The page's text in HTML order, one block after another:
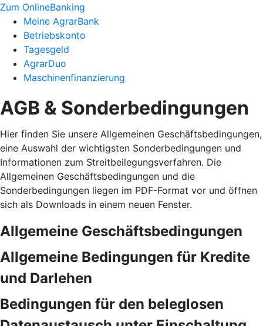
Zum OnlineBanking
Meine AgrarBank
Betriebskonto
Tagesgeld
AgrarDuo
Maschinenfinanzierung
AGB & Sonderbedingungen
Hier finden Sie unsere Allgemeinen Geschäftsbedingungen,
eine Auswahl der wichtigsten Sonderbedingungen und
Informationen zum Streitbeilegungsverfahren. Die
Allgemeinen Geschäftsbedingungen und die
Sonderbedingungen liegen im PDF-Format vor und öffnen
sich als Downloads in einem neuen Fenster.
Allgemeine Geschäftsbedingungen
Allgemeine Bedingungen für Kredite
und Darlehen
Bedingungen für den beleglosen